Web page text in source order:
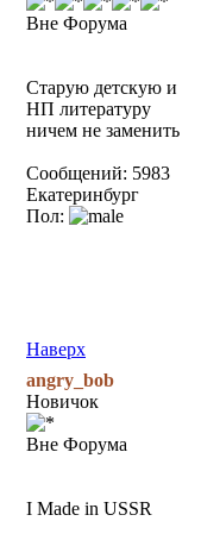
Вне Форума
Старую детскую и
НП литературу
ничем не заменить
Сообщений: 5983
Екатеринбург
Пол:
Наверх
angry_bob
Новичок
Вне Форума
I Made in USSR